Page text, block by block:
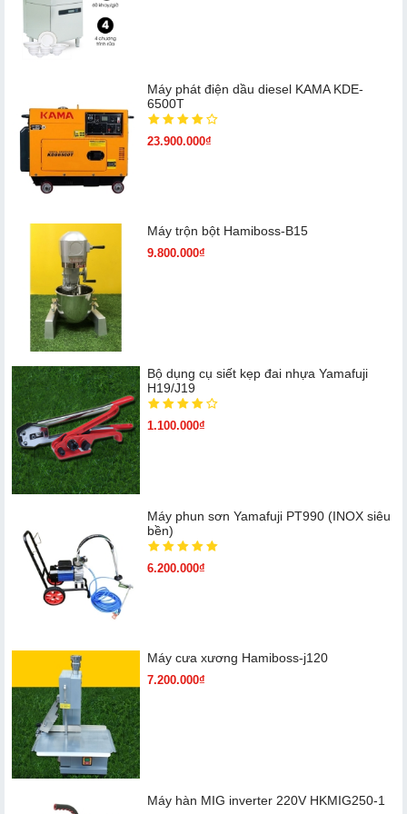
Máy phát điện dầu diesel KAMA KDE-
6500T
23.900.000₫
Máy trộn bột Hamiboss-B15
9.800.000₫
Bộ dụng cụ siết kẹp đai nhựa Yamafuji
H19/J19
1.100.000₫
Máy phun sơn Yamafuji PT990 (INOX siêu
bền)
6.200.000₫
Máy cưa xương Hamiboss-j120
7.200.000₫
Máy hàn MIG inverter 220V HKMIG250-1